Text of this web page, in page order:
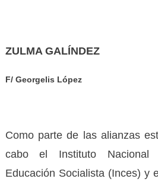
ZULMA GALÍNDEZ
F/ Georgelis López
Como parte de las alianzas
cabo el Instituto Nacional
Educación Socialista (Inces) y